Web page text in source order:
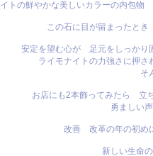
トの鮮やかな美しいカラーの内包
この石に目が留まったと
安定を望む心が 足元をしっかり
ライモナイトの力強さに押
そ
お店にも2本飾ってみたら 立
勇ましい
改善 改革の年の初め
新しい生命